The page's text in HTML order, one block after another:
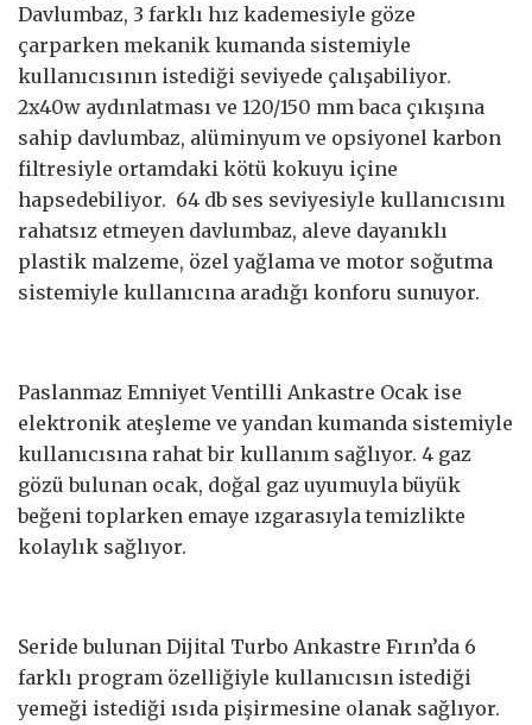
Davlumbaz, 3 farklı hız kademesiyle göze
çarparken mekanik kumanda sistemiyle
kullanıcısının istediği seviyede çalışabiliyor.
2x40w aydınlatması ve 120/150 mm baca çıkışına
sahip davlumbaz, alüminyum ve opsiyonel karbon
filtresiyle ortamdaki kötü kokuyu içine
hapsedebiliyor. 64 db ses seviyesiyle kullanıcısını
rahatsız etmeyen davlumbaz, aleve dayanıklı
plastik malzeme, özel yağlama ve motor soğutma
sistemiyle kullanıcına aradığı konforu sunuyor.
Paslanmaz Emniyet Ventilli Ankastre Ocak ise
elektronik ateşleme ve yandan kumanda sistemiyle
kullanıcısına rahat bir kullanım sağlıyor. 4 gaz
gözü bulunan ocak, doğal gaz uyumuyla büyük
beğeni toplarken emaye ızgarasıyla temizlikte
kolaylık sağlıyor.
Seride bulunan Dijital Turbo Ankastre Fırın’da 6
farklı program özelliğiyle kullanıcısın istediği
yemeği istediği ısıda pişirmesine olanak sağlıyor.